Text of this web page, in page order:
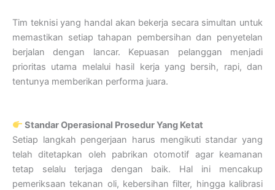
Tim teknisi yang handal akan bekerja secara simultan untuk
memastikan setiap tahapan pembersihan dan penyetelan
berjalan dengan lancar. Kepuasan pelanggan menjadi
prioritas utama melalui hasil kerja yang bersih, rapi, dan
tentunya memberikan performa juara.
Standar Operasional Prosedur Yang Ketat
Setiap langkah pengerjaan harus mengikuti standar yang
telah ditetapkan oleh pabrikan otomotif agar keamanan
tetap selalu terjaga dengan baik. Hal ini mencakup
pemeriksaan tekanan oli, kebersihan filter, hingga kalibrasi